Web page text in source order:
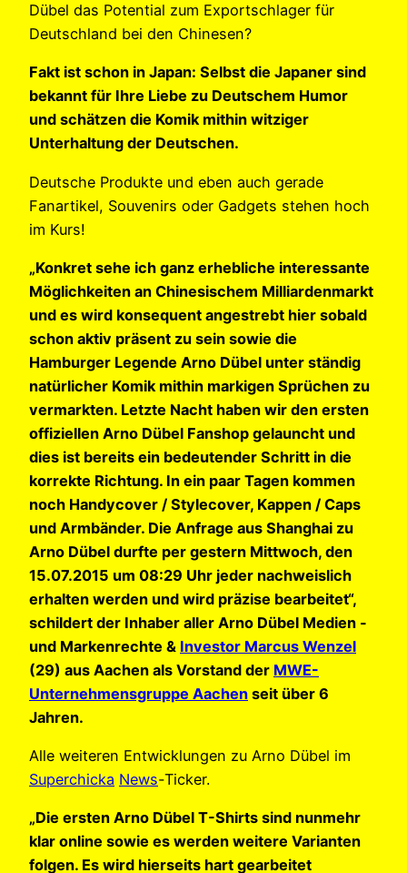
Dübel das Potential zum Exportschlager für
Deutschland bei den Chinesen?
Fakt ist schon in Japan: Selbst die Japaner sind
bekannt für Ihre Liebe zu Deutschem Humor
und schätzen die Komik mithin witziger
Unterhaltung der Deutschen.
Deutsche Produkte und eben auch gerade
Fanartikel, Souvenirs oder Gadgets stehen hoch
im Kurs!
„Konkret sehe ich ganz erhebliche interessante
Möglichkeiten an Chinesischem Milliardenmarkt
und es wird konsequent angestrebt hier sobald
schon aktiv präsent zu sein sowie die
Hamburger Legende Arno Dübel unter ständig
natürlicher Komik mithin markigen Sprüchen zu
vermarkten. Letzte Nacht haben wir den ersten
offiziellen Arno Dübel Fanshop gelauncht und
dies ist bereits ein bedeutender Schritt in die
korrekte Richtung. In ein paar Tagen kommen
noch Handycover / Stylecover, Kappen / Caps
und Armbänder. Die Anfrage aus Shanghai zu
Arno Dübel durfte per gestern Mittwoch, den
15.07.2015 um 08:29 Uhr jeder nachweislich
erhalten werden und wird präzise bearbeitet“,
schildert der Inhaber aller Arno Dübel Medien -
und Markenrechte & Investor Marcus Wenzel
(29) aus Aachen als Vorstand der MWE-
Unternehmensgruppe Aachen seit über 6
Jahren.
Alle weiteren Entwicklungen zu Arno Dübel im
Superchicka News-Ticker.
„Die ersten Arno Dübel T-Shirts sind nunmehr
klar online sowie es werden weitere Varianten
folgen. Es wird hierseits hart gearbeitet